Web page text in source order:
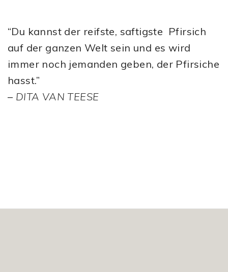
“Du kannst der reifste, saftigste Pfirsich
auf der ganzen Welt sein und es wird
immer noch jemanden geben, der Pfirsiche
hasst.”
– DITA VAN TEESE